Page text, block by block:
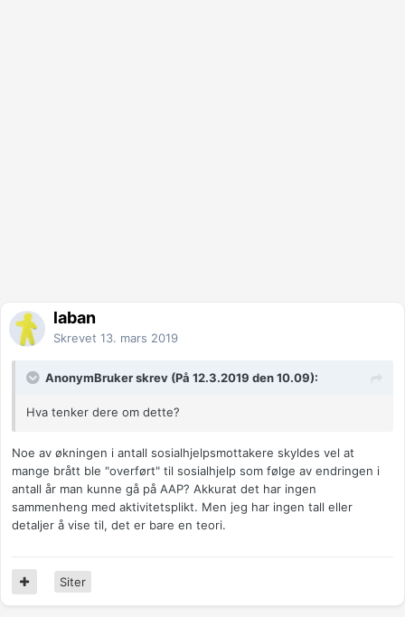
laban
Skrevet 13. mars 2019
AnonymBruker skrev (På 12.3.2019 den 10.09):
Hva tenker dere om dette?
Noe av økningen i antall sosialhjelpsmottakere skyldes vel at
mange brått ble "overført" til sosialhjelp som følge av endringen i
antall år man kunne gå på AAP? Akkurat det har ingen
sammenheng med aktivitetsplikt. Men jeg har ingen tall eller
detaljer å vise til, det er bare en teori.
Siter